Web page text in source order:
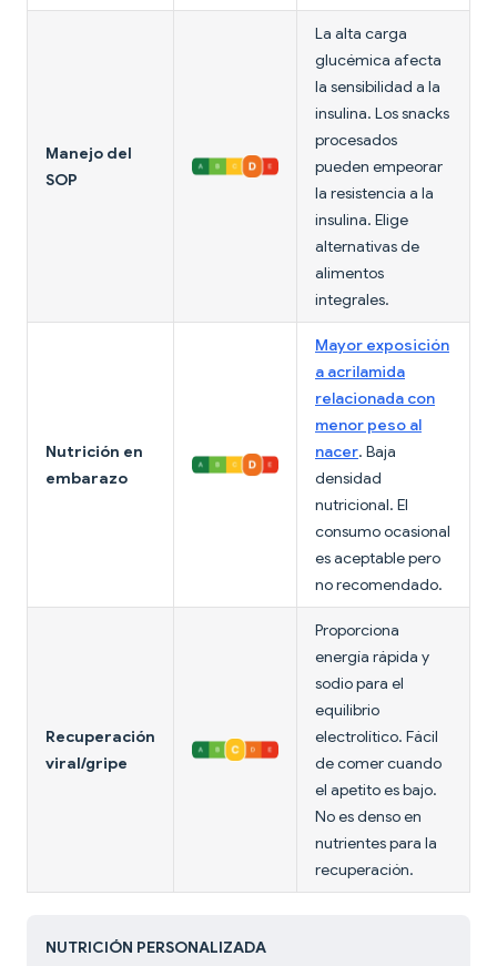
Manejo del
SOP
La alta carga
glucémica afecta
la sensibilidad a la
insulina. Los snacks
procesados
pueden empeorar
la resistencia a la
insulina. Elige
alternativas de
alimentos
integrales.
Nutrición en
embarazo
Mayor exposición
a acrilamida
relacionada con
menor peso al
nacer. Baja
densidad
nutricional. El
consumo ocasional
es aceptable pero
no recomendado.
Recuperación
viral/gripe
Proporciona
energía rápida y
sodio para el
equilibrio
electrolítico. Fácil
de comer cuando
el apetito es bajo.
No es denso en
nutrientes para la
recuperación.
NUTRICIÓN PERSONALIZADA